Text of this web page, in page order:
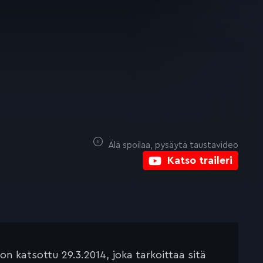
Katso traileri
Älä spoilaa, pysäytä taustavideo
katsottu 29.3.2014, joka tarkoittaa sitä